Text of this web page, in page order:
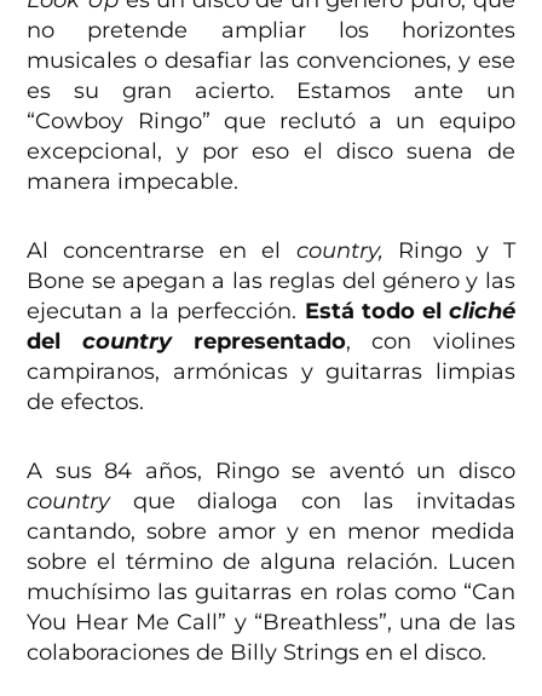
no pretende ampliar los horizontes
musicales o desafiar las convenciones, y ese
es su gran acierto. Estamos ante un
“Cowboy Ringo” que reclutó a un equipo
excepcional, y por eso el disco suena de
manera impecable.
Al concentrarse en el country,
Ringo y T
Bone se apegan a las reglas del género y las
ejecutan a la perfección. Está todo el cliché
del country representado, con violines
campiranos, armónicas y guitarras limpias
de efectos.
A sus 84 años, Ringo se aventó un disco
country que dialoga con las invitadas
cantando, sobre amor y en menor medida
sobre el término de alguna relación. Lucen
muchísimo las guitarras en rolas como “Can
You Hear Me Call” y “Breathless”, una de las
colaboraciones de Billy Strings en el disco.